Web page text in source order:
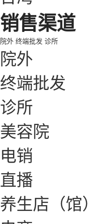
销售渠道
院外 终端批发 诊所
院外
终端批发
诊所
美容院
电销
直播
养生店（馆）